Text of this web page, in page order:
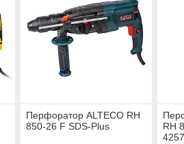
Перфоратор ALTECO RH
850-26 F SDS-Plus
RH